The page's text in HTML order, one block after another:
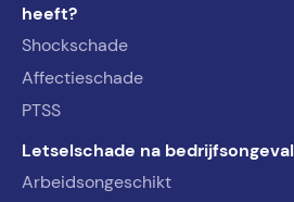
heeft?
Shockschade
Affectieschade
PTSS
Letselschade na bedrijfsongeval
Arbeidsongeschikt